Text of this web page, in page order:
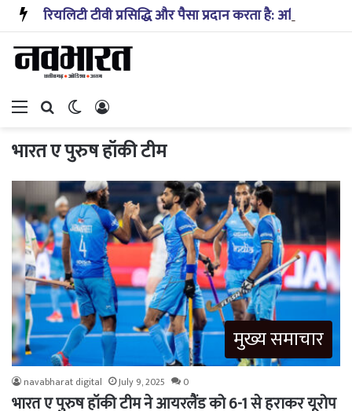
Menu Search forSwitch skin
भारत ए पुरुष हॉकी टीम
मुख्य समाचार
navabharat digital July 9, 2025 0
भारत ए पुरुष हॉकी टीम ने आयरलैंड को 6-1 से हराकर यूरोप